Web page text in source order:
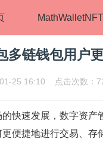
MathWalletNFT
多链钱包用户
25 16:10 点击次数：
快速发展，数字资
便捷地进行交易、存